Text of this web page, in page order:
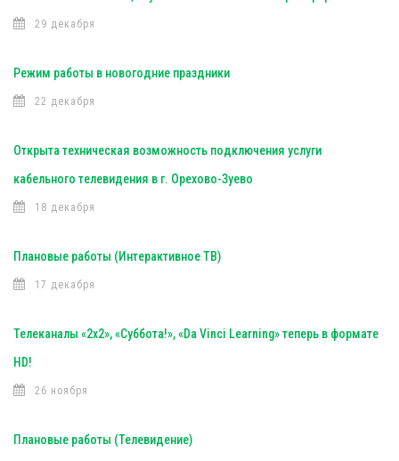
29 декабря
Режим работы в новогодние праздники
22 декабря
Открыта техническая возможность подключения услуги
кабельного телевидения в г. Орехово-Зуево
18 декабря
Плановые работы (Интерактивное ТВ)
17 декабря
Телеканалы «2х2», «Суббота!», «Da Vinci Learning» теперь в формате
HD!
26 ноября
Плановые работы (Телевидение)